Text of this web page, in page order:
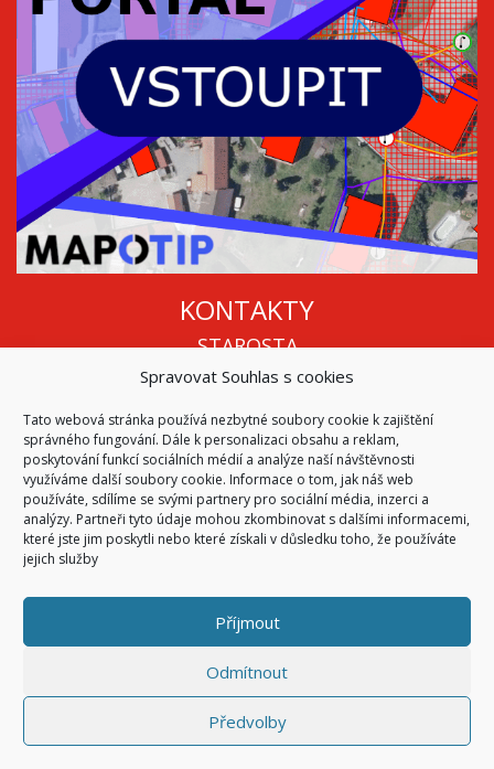
Spravovat Souhlas s cookies
Tato webová stránka používá nezbytné soubory cookie k zajištění
správného fungování. Dále k personalizaci obsahu a reklam,
poskytování funkcí sociálních médií a analýze naší návštěvnosti
využíváme další soubory cookie. Informace o tom, jak náš web
používáte, sdílíme se svými partnery pro sociální média, inzerci a
analýzy. Partneři tyto údaje mohou zkombinovat s dalšími informacemi,
které jste jim poskytli nebo které získali v důsledku toho, že používáte
jejich služby
Příjmout
Odmítnout
Předvolby
KONTAKTY
STAROSTA
Mgr. Roman Vala
info@oukojetice.cz
ÚŘEDNÍ HODINY
Po, St: 15:30 - 16:30
Všechny kontakty | Kde nás najdete
© 2026Obec Kojetice na Moravě
Všechna práva vyhrazena
Code & Design bySymphony Digital
Přihlásit se